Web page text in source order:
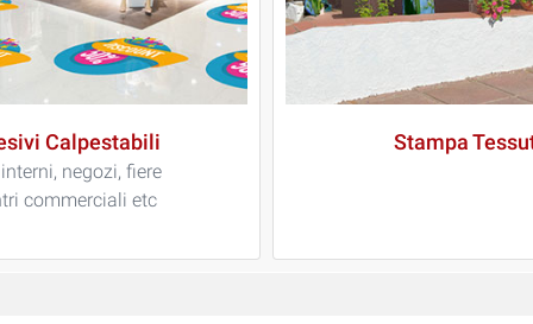
Calpestabili
negozi, fiere
commerciali etc
Stampa